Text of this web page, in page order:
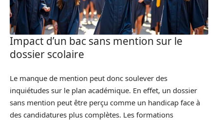
Impact d’un bac sans mention sur le
dossier scolaire
Le manque de mention peut donc soulever des
inquiétudes sur le plan académique. En effet, un dossier
sans mention peut être perçu comme un handicap face à
des candidatures plus complètes. Les formations